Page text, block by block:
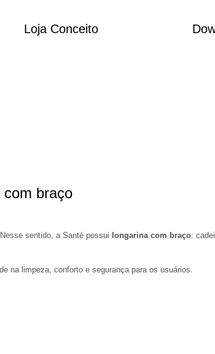
Loja Conceito
com braço
sentido, a Santé possui longarina com braço:
na limpeza, conforto e segurança para os usuários.